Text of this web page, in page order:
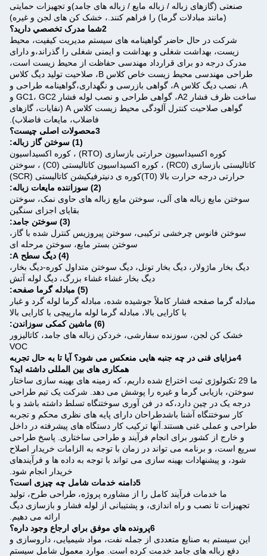
صنعتی (گازهای زباله / زباله مایع / زباله های جامد)و تجهیزات حمایتی
(مانند مبادلات گرما) را فراهم کنند.، خشک کن های لجن و غیره)
2شما مدرک تخصصي داريد؟
شرکت در حال حاضر گواهینامه های سیستم مدیریت کیفیت، محیط
زیست، بهداشت شغلی و بهداشت و ایمنی شغلی را گذراند،و دارای
مدرک درجه دو برای قرارداد مهندسی حفاظت از محیط زیست است،
طراحی مهندسی محیط زیست خاص کلاس B، صلاحیت تولید دیگ کلاس
A، نصب دیگ کلاس A، گواهی بازرسی و نگهداری،گواهینامه طراحی و
ساخت ظرف فشار A2، گواهی طراحی و نصب لوله فشار GC1، GC2 و
گواهی صلاحیت کنترل آلودگی محیط زیست کلاس A (نفايات، گازهای
فاضلاب، مایعات فاضلاب).
3محصولات اصلی چیست؟
(1) سوختن گاز زباله:
کوره اکسیداسیون حرارتی بازسازی (RTO) ، کوره اکسیداسیون
کاتالیستی بازسازی (RC0) ، کوره اکسیداسیون کاتالیستی (C0) ، سوختن
حرارتی درجه حرارت بالا (T0)کوره ی دنیترفیکیشن کاتالیستی (SCR)
(2) سوزاننده مایعات زباله:
سوختن مایع زباله های آلی، سوختن مایع زباله های حاوی نمک، سوختن
بقایای اجزای سنگین
(3) سوختن جامد:
سوختن فانوس چرخشی ترکیبی، سوختن پیروزیس کنترل شده با گاز،
سوختن بستر مایع، سوختن مرحله ای
(4) دیگ سطح A:
دیگ بخار ماژولار، دیگ بخار تونل، دیگ سوختن متداول کوره-دیگ بخار،
دیگ بخار غشاء غشاء بزرگ، دیگ لوله آتش
(5) مبادله گرما صفحه:
مبادله گرما صفحه فشار کاملاً جوشیده شده، مبادله گرما لوله گرد و غبار
با کارایی بالا، مبادله گرما لوله مارپیچی با کارایی بالا
(6) ماشین کمکی سوزاندن:
خشک کن لجن، سوزنده سفارشی، خردکن زباله های جامد، کاتالیزور
VOC
4مزایای فنی در چه جنبه هایی منعکس می شود؟ آیا تا به حال تجربه
همکاری های بین المللی داشته اید؟
ما 29 تکنولوژی ثبت اختراع شده داریم، که زمینه های بهینه سازی ساختار
سوختن، بازیابی گرما و غیره را پوشش می دهد. شرکت یک تیم طراحی
درجه یک در چین دارد،که در فن آوری سوختنگاه تسلط داشته باشد و با
کار سوختنگاه آشنا باشدطراحان دارای پایه های نظری محکم و تجربه
طراحی و عملی غنی هستند.آنها ترکیب کار دستگاه های پیشرفته در داخل
و خارج از کشور برای انجام فرآیند و طراحی ساختاری. پاسخ طراحی
سریع است، و برنامه می تواند در زمان با توجه به الزامات خریدار اصلاح
شود، و پیشنهادات بهینه سازی می تواند با توجه به داده ها و فرآیندهای
خریدار انجام شود.
5دامنه خدمات شامل چه چیزی است؟
ما خدمات فرآیند کامل را از مشاوره پروژه، طراحی طرح، تولید
تجهیزات تا نصب و راه اندازی، و پشتیبانی از لوله فشار و بازسازی دیگ
ارائه می دهیم.
6پرونده هاي موفق براي ارجاع وجود داره؟
این سیستم به صنایع متعددی از جمله نفت، مواد شیمیایی، داروسازی و
دفع زباله های جامد خدمت کرده است. موارد معمول شامل سیستم